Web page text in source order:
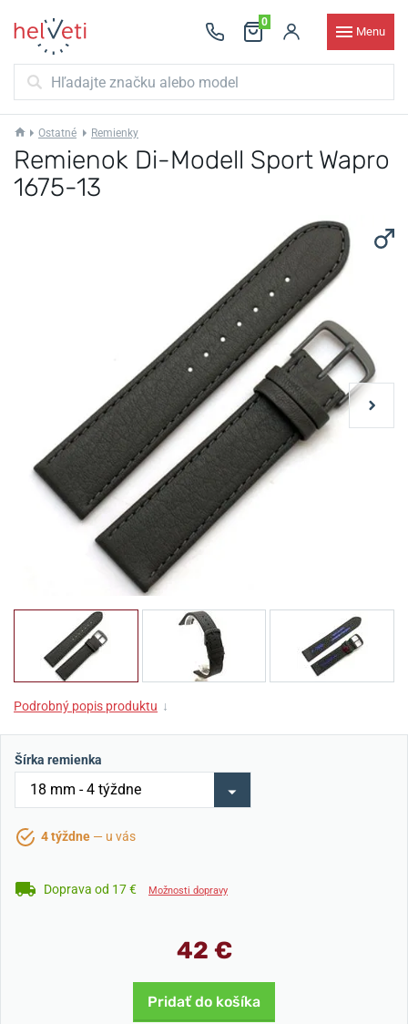
0
Menu
Ostatné Remienky
Remienok Di-Modell Sport Wapro
1675-13
Podrobný popis produktu ↓
Šírka remienka
4 týždne — u vás
Doprava od 17 € Možnosti dopravy
42 €
Pridať do košíka